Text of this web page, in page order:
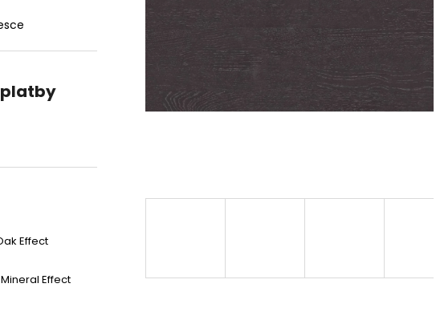
Effect
Effect
32X1,5 0300-CR MINERAL EFFECT BLACK
94 Kč
2105-
1 480